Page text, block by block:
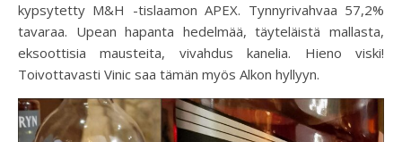
kypsytetty M&H -tislaamon APEX. Tynnyrivahvaa 57,2%
tavaraa. Upean hapanta hedelmää, täyteläistä mallasta,
eksoottisia mausteita, vivahdus kanelia. Hieno viski!
Toivottavasti Vinic saa tämän myös Alkon hyllyyn.